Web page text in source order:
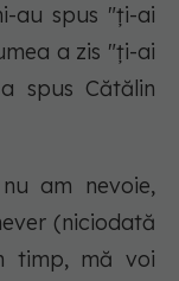
au spus "ți-ai
a zis "ți-ai
spus Cătălin
am nevoie,
(niciodată
timp, mă voi